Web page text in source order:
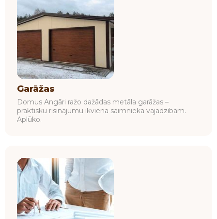
Garāžas
Domus Angāri ražo dažādas metāla garāžas –
praktisku risinājumu ikviena saimnieka vajadzībām.
Aplūko.